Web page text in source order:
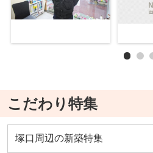
こだわり特集
塚口周辺の新築特集